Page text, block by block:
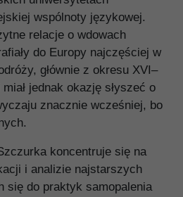
wspólnoty językowej.
relacje o wdowach
do Europy najczęściej w
głównie z okresu XVI–
jednak okazję słyszeć o
znacznie wcześniej, bo
koncentruje się na
i analizie najstarszych
się do praktyk samopalenia